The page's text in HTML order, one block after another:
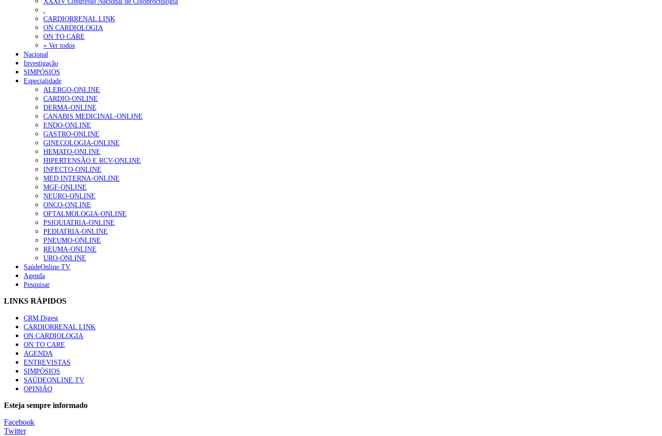
Plataforma criada por estudantes apoia famílias após diagnóstico de demência
MAIS LIDAS
Enfermagem Forense. “Da urgência ao tribunal, cada gesto conta e cada profissional faz a diferença”
202 visualizações
Alguns milhares de utentes podem ficar sem médico de família com nova regras do registo, alerta associação
175 visualizações
Quase quatro em cada dez doentes com enfarte apresentavam níveis elevados de Lp(a), revela estudo
86 visualizações
“Os programas de rastreio do cancro do pulmão são custo-efetivos e representam um investimento sustentável para os sistemas de saúde”
66 visualizações
Trodelvy aprovado para primeira linha no cancro da mama triplo negativo metastático em doentes não elegíveis para inibidores PD-(L)1
Especialistas defendem mais potássio na alimentação para ajudar a controlar a hipertensão
57 visualizações
MAIS NOTÍCIAS
6 Ago, 2026
.
CARDIORRENAL LINK
ON CARDIOLOGIA
ON TO CARE
» Ver todos
Nacional
Investigação
SIMPÓSIOS
Especialidade
ALERGO-ONLINE
CARDIO-ONLINE
DERMA-ONLINE
CANABIS MEDICINAL-ONLINE
ENDO-ONLINE
GASTRO-ONLINE
GINECOLOGIA-ONLINE
HEMATO-ONLINE
HIPERTENSÃO E RCV-ONLINE
INFECTO-ONLINE
MED.INTERNA-ONLINE
MGF-ONLINE
NEURO-ONLINE
ONCO-ONLINE
OFTALMOLOGIA-ONLINE
PSIQUIATRIA-ONLINE
PEDIATRIA-ONLINE
PNEUMO-ONLINE
REUMA-ONLINE
URO-ONLINE
SaúdeOnline TV
Agenda
Pesquisar
LINKS RÁPIDOS
CRM Digest
CARDIORRENAL LINK
ON CARDIOLOGIA
ON TO CARE
AGENDA
ENTREVISTAS
SIMPÓSIOS
SAÚDEONLINE.TV
OPINIÃO
Esteja sempre informado
Facebook
Twitter